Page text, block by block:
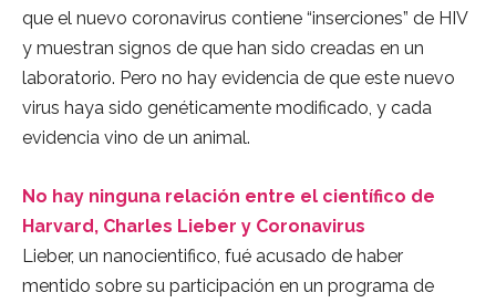
que el nuevo coronavirus contiene “inserciones” de HIV
y muestran signos de que han sido creadas en un
laboratorio. Pero no hay evidencia de que este nuevo
virus haya sido genéticamente modificado, y cada
evidencia vino de un animal.
No hay ninguna relación entre el científico de
Harvard, Charles Lieber y Coronavirus
Lieber, un nanocientifico, fué acusado de haber
mentido sobre su participación en un programa de